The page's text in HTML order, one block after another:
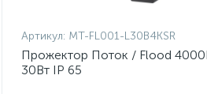
Артикул: MT-FL001-L30B4KSR
Прожектор Поток / Flood
30Вт IP 65